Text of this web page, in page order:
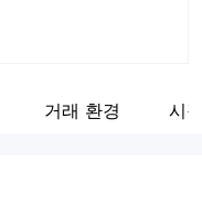
거래 환경 시